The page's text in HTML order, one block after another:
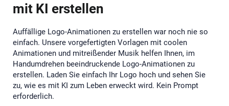
mit KI erstellen
Auffällige Logo-Animationen zu erstellen war noch nie so
einfach. Unsere vorgefertigten Vorlagen mit coolen
Animationen und mitreißender Musik helfen Ihnen, im
Handumdrehen beeindruckende Logo-Animationen zu
erstellen. Laden Sie einfach Ihr Logo hoch und sehen Sie
zu, wie es mit KI zum Leben erweckt wird. Kein Prompt
erforderlich.